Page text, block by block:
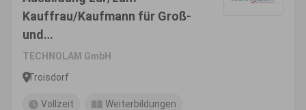
Kauffrau/Kaufmann für Groß-
und
Außenhandelsmanagement
(m/w/d)
TECHNOLAM GmbH
Troisdorf
Vollzeit Weiterbildungen